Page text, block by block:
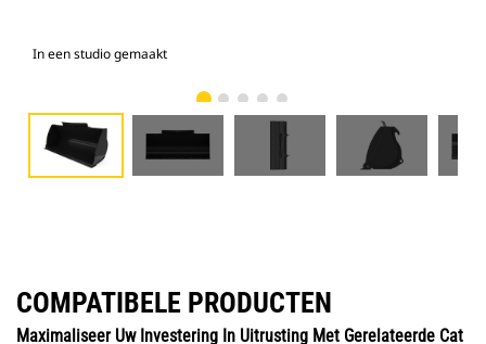
In een studio gemaakt
COMPATIBELE PRODUCTEN
Maximaliseer Uw Investering In Uitrusting Met Gerelateerde Cat